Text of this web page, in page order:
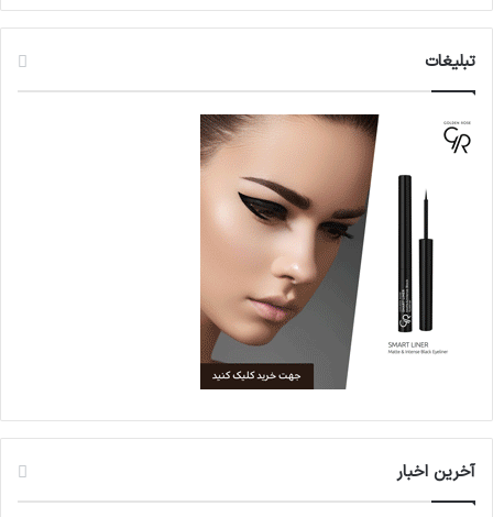
تبلیغات
آخرین اخبار